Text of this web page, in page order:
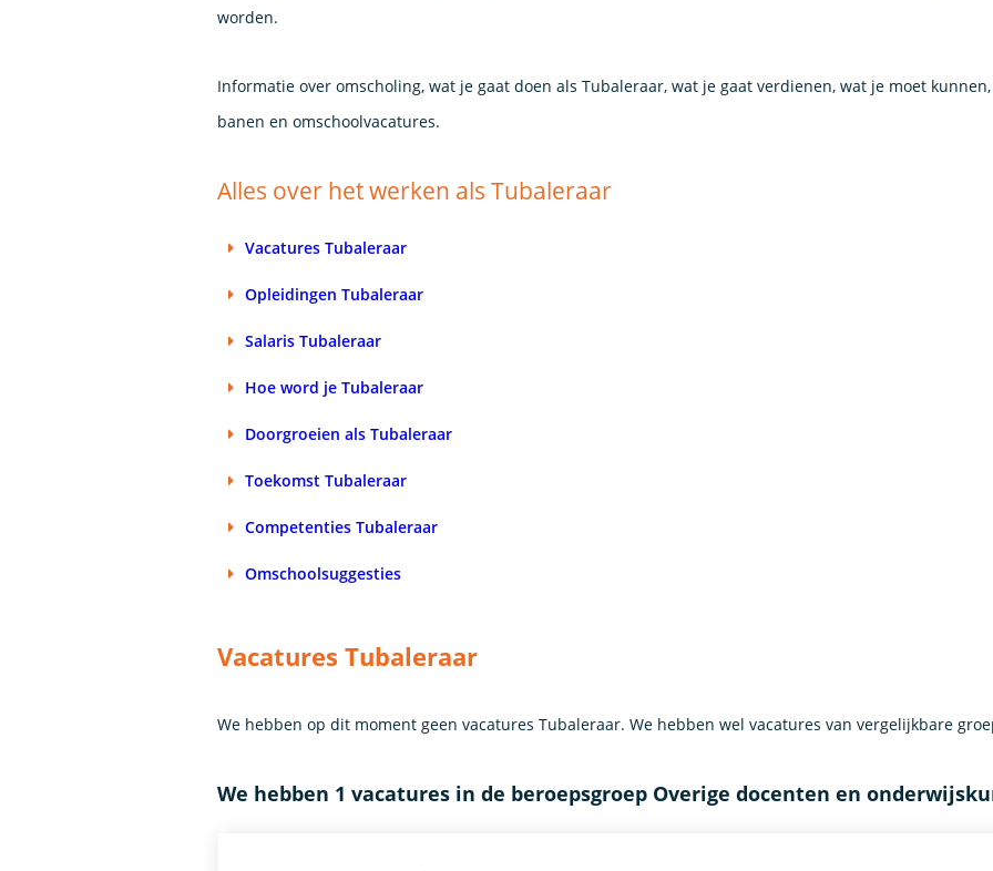
worden.
Informatie over omscholing, wat je gaat doen als Tubaleraar, wat je gaat verdienen, wat je moet
banen en omschoolvacatures.
Alles over het werken als Tubaleraar
Vacatures Tubaleraar
Opleidingen Tubaleraar
Salaris Tubaleraar
Hoe word je Tubaleraar
Doorgroeien als Tubaleraar
Toekomst Tubaleraar
Competenties Tubaleraar
Omschoolsuggesties
Vacatures Tubaleraar
We hebben op dit moment geen vacatures Tubaleraar. We hebben wel vacatures van vergelijkbare
We hebben 1 vacatures in de beroepsgroep Overige docenten en